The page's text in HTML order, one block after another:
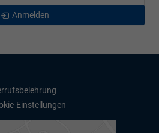
Anmelden
Einstellungen